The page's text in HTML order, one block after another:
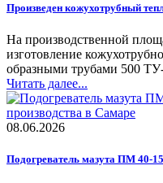
Произведен кожухотрубный
На производственной
изготовление
образными трубами 500
Читать далее...
08.06.2026
Подогреватель мазута ПМ 40-